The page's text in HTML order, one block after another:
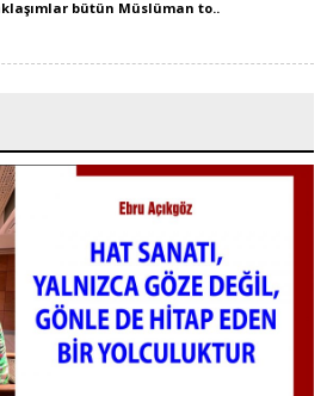
bütün Müslüman to..